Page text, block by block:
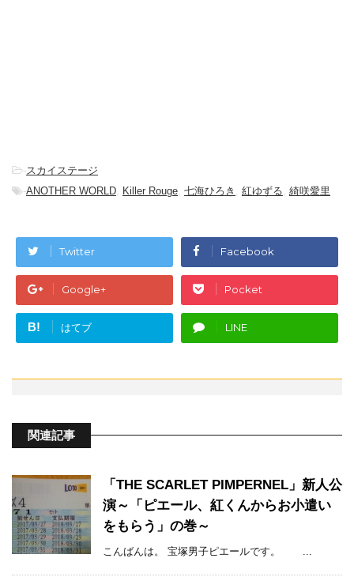
-スカイステージ
-ANOTHER WORLD Killer Rouge 七海ひろき 紅ゆずる 綺咲愛里
Twitter Facebook
Google+ Pocket
B! はてブ LINE
関連記事
「THE SCARLET PIMPERNEL」新人公
演～「ピエール、紅くんからお小遣い
をもらう」の巻～